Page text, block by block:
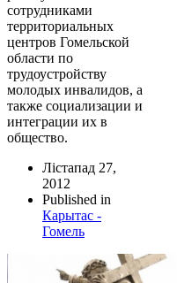
сотрудниками
территориальных
центров Гомельской
области по
трудоустройству
молодых инвалидов, а
также социализации и
интеграции их в
общество.
Лістапад 27,
2012
Published in
Карытас -
Гомель